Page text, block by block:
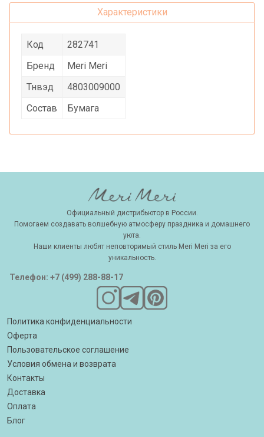
Характеристики
Код
282741
Бренд
Meri Meri
Тнвэд
4803009000
Состав
Бумага
Официальный дистрибьютор в России.
Помогаем создавать волшебную атмосферу праздника и домашнего
уюта.
Наши клиенты любят неповторимый стиль Meri Meri за его
уникальность.
Телефон: +7 (499) 288-88-17
Политика конфиденциальности
Оферта
Пользовательское соглашение
Условия обмена и возврата
Контакты
Доставка
Оплата
Блог